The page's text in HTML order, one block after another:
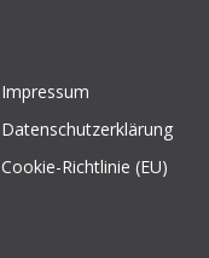
Impressum
Datenschutzerklärung
Cookie-Richtlinie (EU)